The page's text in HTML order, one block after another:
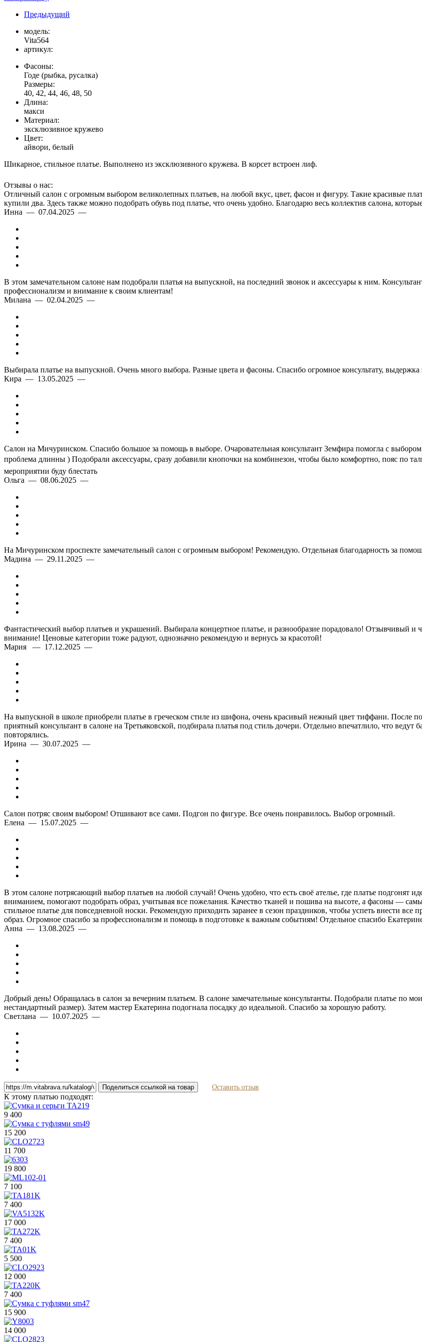
Предыдущий
модель:
Vita564
артикул:
Фасоны:
Годе (рыбка, русалка)
Размеры:
40, 42, 44, 46, 48, 50
Длина:
макси
Материал:
эксклюзивное кружево
Цвет:
айвори, белый
Шикарное, стильное платье. Выполнено из эксклюзивного кружева. В корсет встроен лиф.
Отзывы о нас:
Отличный салон с огромным выбором великолепных платьев, на любой вкус, цвет, фасон и фигуру. Такие красивые
купили два. Здесь также можно подобрать обувь под платье, что очень удобно. Благодарю весь коллектив салона,
Инна — 07.04.2025 —
В этом замечательном салоне нам подобрали платья на выпускной, на последний звонок и аксессуары к ним.
профессионализм и внимание к своим клиентам!
Милана — 02.04.2025 —
Выбирала платье на выпускной. Очень много выбора. Разные цвета и фасоны. Спасибо огромное консультату,
Кира — 13.05.2025 —
Салон на Мичуринском. Спасибо большое за помощь в выборе. Очаровательная консультант Земфира помогла с выбором
проблема длинны ) Подобрали аксессуары, сразу добавили кнопочки на комбинезон, чтобы было комфортно, пояс по
мероприятии буду блестать
Ольга — 08.06.2025 —
На Мичуринском проспекте замечательный салон с огромным выбором! Рекомендую. Отдельная благодарность за
Мадина — 29.11.2025 —
Фантастический выбор платьев и украшений. Выбирала концертное платье, и разнообразие порадовало! Отзывчивый и
внимание! Ценовые категории тоже радуют, однозначно рекомендую и вернусь за красотой!
Мария — 17.12.2025 —
На выпускной в школе приобрели платье в греческом стиле из шифона, очень красивый нежный цвет тиффани. После
приятный консультант в салоне на Третьяковской, подбирала платья под стиль дочери. Отдельно впечатлило, что
повторялись.
Ирина — 30.07.2025 —
Салон потряс своим выбором! Отшивают все сами. Подгон по фигуре. Все очень понравилось. Выбор огромный.
Елена — 15.07.2025 —
В этом салоне потрясающий выбор платьев на любой случай! Очень удобно, что есть своё ателье, где платье подгонят
вниманием, помогают подобрать образ, учитывая все пожелания. Качество тканей и пошива на высоте, а фасоны —
стильное платье для повседневной носки. Рекомендую приходить заранее в сезон праздников, чтобы успеть внести все
образ. Огромное спасибо за профессионализм и помощь в подготовке к важным событиям! Отдельное спасибо
Анна — 13.08.2025 —
Добрый день! Обращалась в салон за вечерним платьем. В салоне замечательные консультанты. Подобрали платье по
нестандартный размер). Затем мастер Екатерина подогнала посадку до идеальной. Спасибо за хорошую работу.
Светлана — 10.07.2025 —
Поделиться ссылкой на товар Оставить отзыв
К этому платью подходят:
9 400
15 200
11 700
19 800
7 100
7 400
17 000
7 400
5 500
12 000
7 400
15 900
14 000